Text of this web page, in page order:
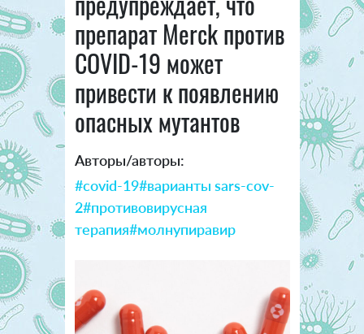
препарат Merck против
COVID-19 может
привести к появлению
опасных мутантов
Авторы/авторы:
#covid-19#варианты sars-cov-
2#противовирусная
терапия#молнупиравир